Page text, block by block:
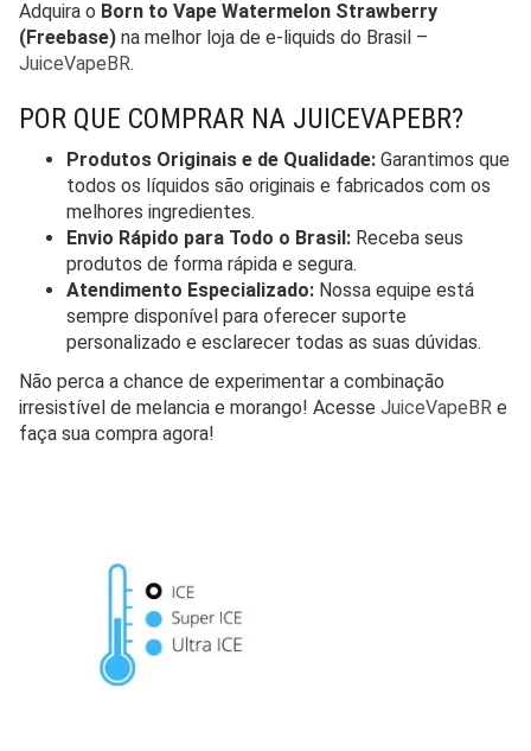
Adquira o Born to Vape Watermelon Strawberry
(Freebase) na melhor loja de e-liquids do Brasil –
JuiceVapeBR.
POR QUE COMPRAR NA JUICEVAPEBR?
Produtos Originais e de Qualidade: Garantimos que
todos os líquidos são originais e fabricados com os
melhores ingredientes.
Envio Rápido para Todo o Brasil: Receba seus
produtos de forma rápida e segura.
Atendimento Especializado: Nossa equipe está
sempre disponível para oferecer suporte
personalizado e esclarecer todas as suas dúvidas.
Não perca a chance de experimentar a combinação
irresistível de melancia e morango! Acesse JuiceVapeBR e
faça sua compra agora!